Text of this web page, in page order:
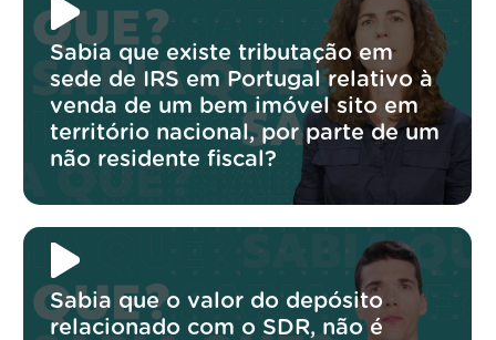
Sabia que existe tributação em
sede de IRS em Portugal relativo à
venda de um bem imóvel sito em
território nacional, por parte de um
não residente fiscal?
Sabia que o valor do depósito
relacionado com o SDR, não é